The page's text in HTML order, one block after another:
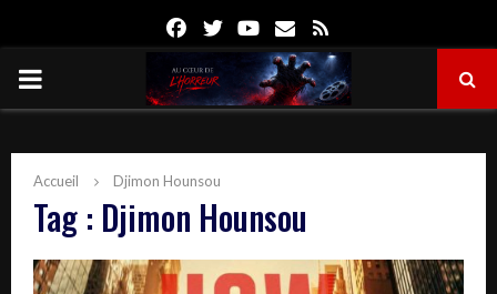
FacebookTwitterYoutube
Email
PRIMARY
Accueil Djimon Hounsou
Tag : Djimon Hounsou